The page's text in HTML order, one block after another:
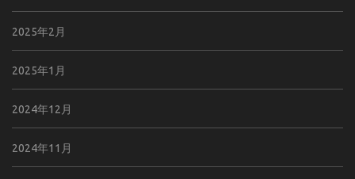
2025年2月
2025年1月
2024年12月
2024年11月